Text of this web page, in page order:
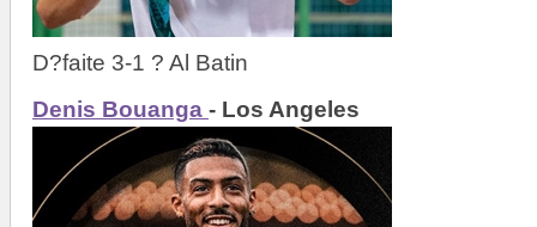
D?faite 3-1 ? Al Batin
Denis Bouanga - Los Angeles